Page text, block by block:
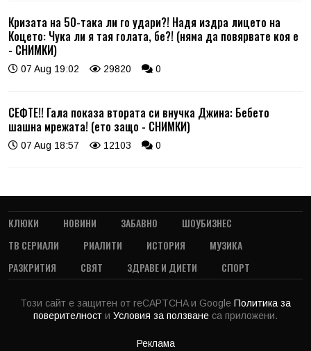
Кризата на 50-така ли го удари?! Надя издра лицето на
Коцето: Чука ли я тая голата, бе?! (няма да повярвате коя е
- СНИМКИ)
07 Aug 19:02 29820 0
СЕФТЕ!! Гала показа втората си внучка Джина: Бебето
шашна мрежата! (ето защо - СНИМКИ)
07 Aug 18:57 12103 0
КЛЮКИ НОВИНИ ЗАБАВНО
ШОУБИЗНЕС
ТВ СЕРИАЛИ
РИАЛИТИ ИСТОРИЯ
МУЗИКА
РАЗКРИТИЯ
СВЯТ ЗДРАВЕ И ДИЕТИ СПОРТ
Този сайт е защитен от reCAPTCHA и Google Политика за
поверителност и Условия за ползване са приложени.
Реклама